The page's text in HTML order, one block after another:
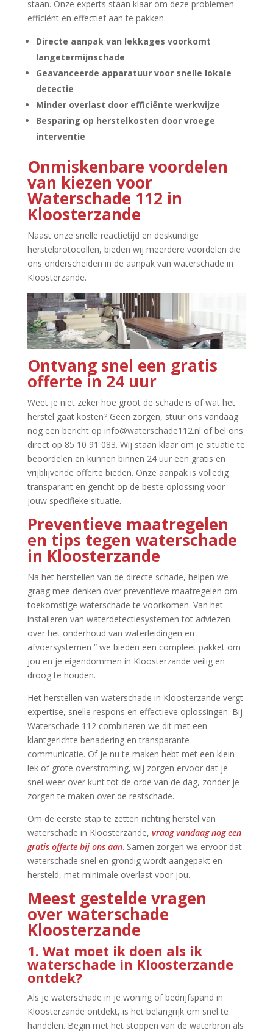
staan.​ Onze experts staan klaar om deze problemen
efficiënt en effectief aan te pakken.​
Directe aanpak van lekkages voorkomt
langetermijnschade
Geavanceerde apparatuur voor snelle lokale
detectie
Minder overlast door efficiënte werkwijze
Besparing op herstelkosten door vroege
interventie
Onmiskenbare voordelen
van kiezen voor
Waterschade 112 in
Kloosterzande
Naast onze snelle reactietijd en deskundige
herstelprotocollen, bieden wij meerdere voordelen die
ons onderscheiden in de aanpak van waterschade in
Kloosterzande.​
Ontvang snel een gratis
offerte in 24 uur
Weet je niet zeker hoe groot de schade is of wat het
herstel gaat kosten? Geen zorgen, stuur ons vandaag
nog een bericht op info@waterschade112.​nl of bel ons
direct op 85 10 91 083.​ Wij staan klaar om je situatie te
beoordelen en kunnen binnen 24 uur een gratis en
vrijblijvende offerte bieden.​ Onze aanpak is volledig
transparant en gericht op de beste oplossing voor
jouw specifieke situatie.​
Preventieve maatregelen
en tips tegen waterschade
in Kloosterzande
Na het herstellen van de directe schade, helpen we
graag mee denken over preventieve maatregelen om
toekomstige waterschade te voorkomen.​ Van het
installeren van waterdetectiesystemen tot adviezen
over het onderhoud van waterleidingen en
afvoersystemen ” we bieden een compleet pakket om
jou en je eigendommen in Kloosterzande veilig en
droog te houden.​
Het herstellen van waterschade in Kloosterzande vergt
expertise, snelle respons en effectieve oplossingen.​ Bij
Waterschade 112 combineren we dit met een
klantgerichte benadering en transparante
communicatie.​ Of je nu te maken hebt met een klein
lek of grote overstroming, wij zorgen ervoor dat je
snel weer over kunt tot de orde van de dag, zonder je
zorgen te maken over de restschade.​
Om de eerste stap te zetten richting herstel van
waterschade in Kloosterzande, vraag vandaag nog een
gratis offerte bij ons aan.​ Samen zorgen we ervoor dat
waterschade snel en grondig wordt aangepakt en
hersteld, met minimale overlast voor jou.​
Meest gestelde vragen
over waterschade
Kloosterzande
1.​ Wat moet ik doen als ik
waterschade in Kloosterzande
ontdek?
Als je waterschade in je woning of bedrijfspand in
Kloosterzande ontdekt, is het belangrijk om snel te
handelen.​ Begin met het stoppen van de waterbron als